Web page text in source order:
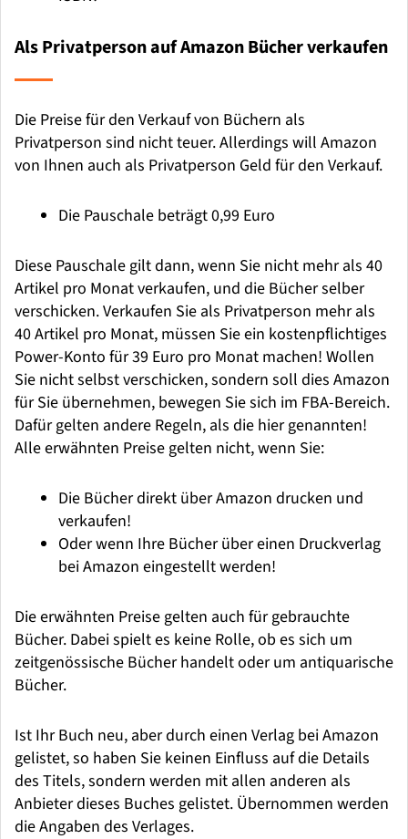
Als Privatperson auf Amazon Bücher verkaufen
Die Preise für den Verkauf von Büchern als
Privatperson sind nicht teuer. Allerdings will Amazon
von Ihnen auch als Privatperson Geld für den Verkauf.
Die Pauschale beträgt 0,99 Euro
Diese Pauschale gilt dann, wenn Sie nicht mehr als 40
Artikel pro Monat verkaufen, und die Bücher selber
verschicken. Verkaufen Sie als Privatperson mehr als
40 Artikel pro Monat, müssen Sie ein kostenpflichtiges
Power-Konto für 39 Euro pro Monat machen! Wollen
Sie nicht selbst verschicken, sondern soll dies Amazon
für Sie übernehmen, bewegen Sie sich im FBA-Bereich.
Dafür gelten andere Regeln, als die hier genannten!
Alle erwähnten Preise gelten nicht, wenn Sie:
Die Bücher direkt über Amazon drucken und
verkaufen!
Oder wenn Ihre Bücher über einen Druckverlag
bei Amazon eingestellt werden!
Die erwähnten Preise gelten auch für gebrauchte
Bücher. Dabei spielt es keine Rolle, ob es sich um
zeitgenössische Bücher handelt oder um antiquarische
Bücher.
Ist Ihr Buch neu, aber durch einen Verlag bei Amazon
gelistet, so haben Sie keinen Einfluss auf die Details
des Titels, sondern werden mit allen anderen als
Anbieter dieses Buches gelistet. Übernommen werden
die Angaben des Verlages.